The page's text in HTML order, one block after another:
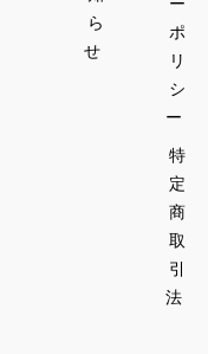
ら
せ
ポ
リ
シ
ー
特
定
商
取
引
法